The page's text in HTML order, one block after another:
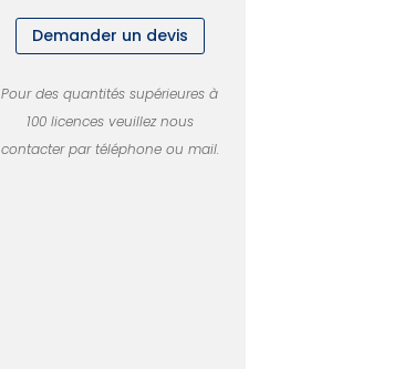
Demander un devis
Pour des quantités supérieures à
100 licences veuillez nous
contacter par téléphone ou mail.